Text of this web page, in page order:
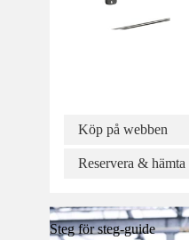
Köp på webben
Reservera & hämta
Steg för steg-guide